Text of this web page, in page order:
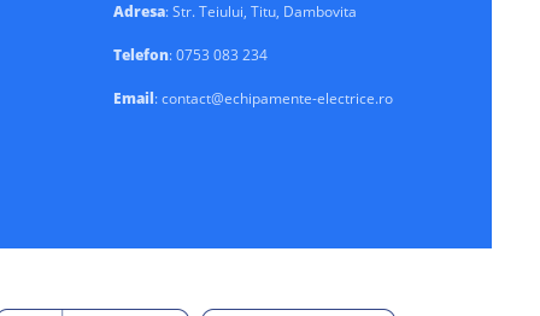
Adresa: Str. Teiului, Titu, Dambovita
Telefon: 0753 083 234
Email: contact@echipamente-electrice.ro